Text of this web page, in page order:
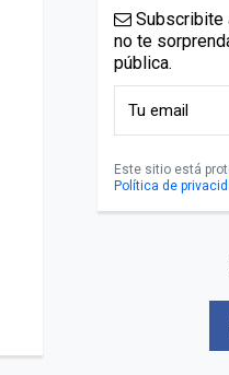
Subscribite
no te
pública.
Este sitio está
Política de